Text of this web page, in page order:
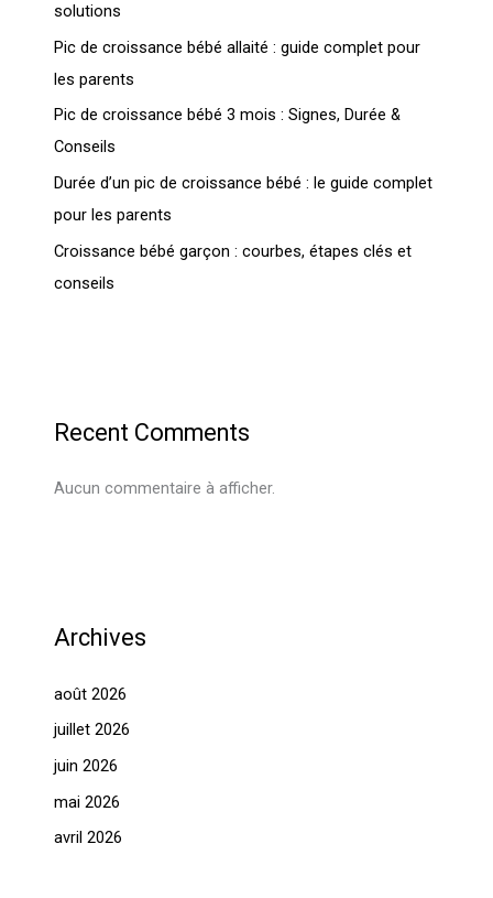
solutions
Pic de croissance bébé allaité : guide complet pour
les parents
Pic de croissance bébé 3 mois : Signes, Durée &
Conseils
Durée d’un pic de croissance bébé : le guide complet
pour les parents
Croissance bébé garçon : courbes, étapes clés et
conseils
Recent Comments
Aucun commentaire à afficher.
Archives
août 2026
juillet 2026
juin 2026
mai 2026
avril 2026